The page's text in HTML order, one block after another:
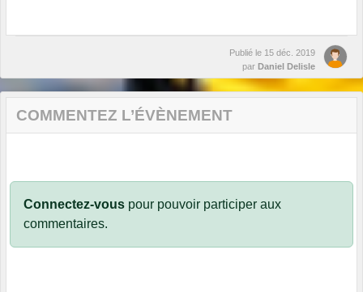
Publié le 15 déc. 2019
par Daniel Delisle
COMMENTEZ L’ÉVÈNEMENT
Connectez-vous pour pouvoir participer aux
commentaires.